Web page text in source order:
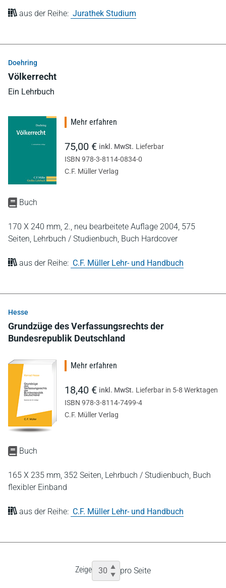
aus der Reihe: Jurathek Studium
Doehring
Völkerrecht
Ein Lehrbuch
Buch
170 X 240 mm, 2., neu bearbeitete Auflage 2004, 575
Seiten, Lehrbuch / Studienbuch, Buch Hardcover
aus der Reihe: C.F. Müller Lehr- und Handbuch
Mehr erfahren
75,00 € inkl. MwSt. Lieferbar
ISBN 978-3-8114-0834-0
C.F. Müller Verlag
Hesse
Grundzüge des Verfassungsrechts der
Bundesrepublik Deutschland
Buch
165 X 235 mm, 352 Seiten, Lehrbuch / Studienbuch, Buch
flexibler Einband
aus der Reihe: C.F. Müller Lehr- und Handbuch
Mehr erfahren
18,40 € inkl. MwSt. Lieferbar in 5-8 Werktagen
ISBN 978-3-8114-7499-4
C.F. Müller Verlag
Zeige pro Seite